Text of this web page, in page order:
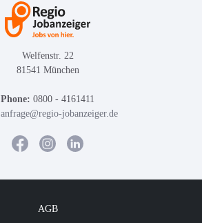
Welfenstr. 22
81541 München
Phone: 0800 - 4161411
anfrage@regio-jobanzeiger.de
AGB